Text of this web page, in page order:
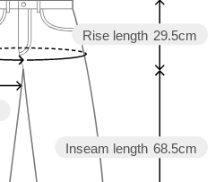
Inseam length 68.5cm
Rise length 29.5cm